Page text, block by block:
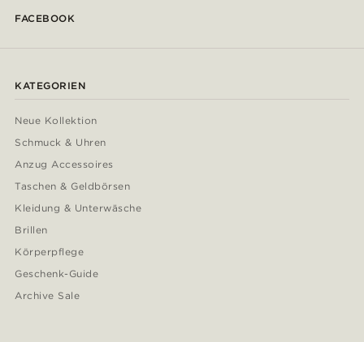
FACEBOOK
KATEGORIEN
Neue Kollektion
Schmuck & Uhren
Anzug Accessoires
Taschen & Geldbörsen
Kleidung & Unterwäsche
Brillen
Körperpflege
Geschenk-Guide
Archive Sale